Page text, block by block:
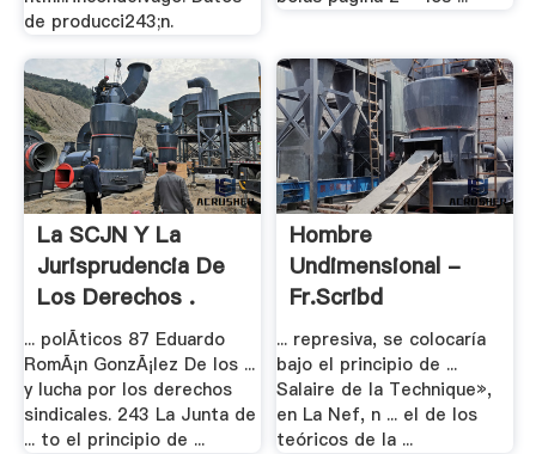
de producci243;n.
La SCJN Y La
Jurisprudencia De
Los Derechos .
... polÃ­ticos 87 Eduardo
RomÃ¡n GonzÃ¡lez De los ...
y lucha por los derechos
sindicales. 243 La Junta de
... to el principio de ...
Hombre
Undimensional -
Fr.scribd
... represiva, se colocaría
bajo el principio de ...
Salaire de la Technique»,
en La Nef, n ... el de los
teóricos de la ...